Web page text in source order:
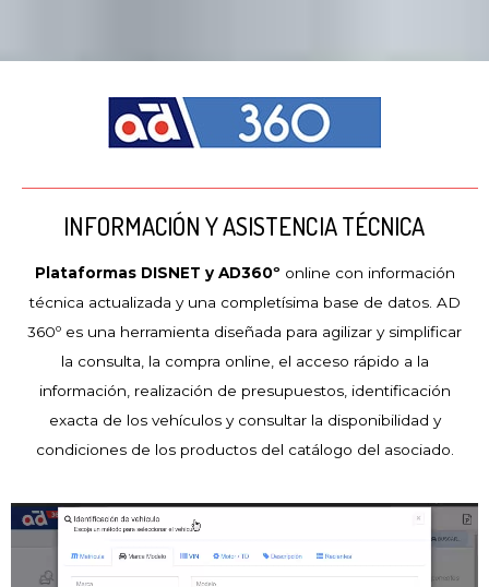
INFORMACIÓN Y ASISTENCIA TÉCNICA
Plataformas DISNET y AD360º online con información
técnica actualizada y una completísima base de datos. AD
360º es una herramienta diseñada para agilizar y simplificar
la consulta, la compra online, el acceso rápido a la
información, realización de presupuestos, identificación
exacta de los vehículos y consultar la disponibilidad y
condiciones de los productos del catálogo del asociado.